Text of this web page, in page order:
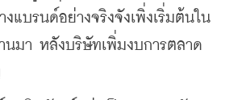
แบรนด์อย่างจริงจังเพิ่งเริ่มต้นใน
นมา หลังบริษัทเพิ่มงบการตลาด